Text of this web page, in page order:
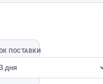
ПОСТАВКИ